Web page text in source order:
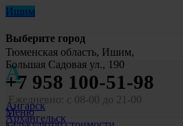
Ишим
Выберите город
А
Ангарск
Архангельск
Тюменская область, Ишим,
Большая Садовая ул., 190
+7 958 100-51-98
Ежедневно: с 08-00 до 21-00
Меню